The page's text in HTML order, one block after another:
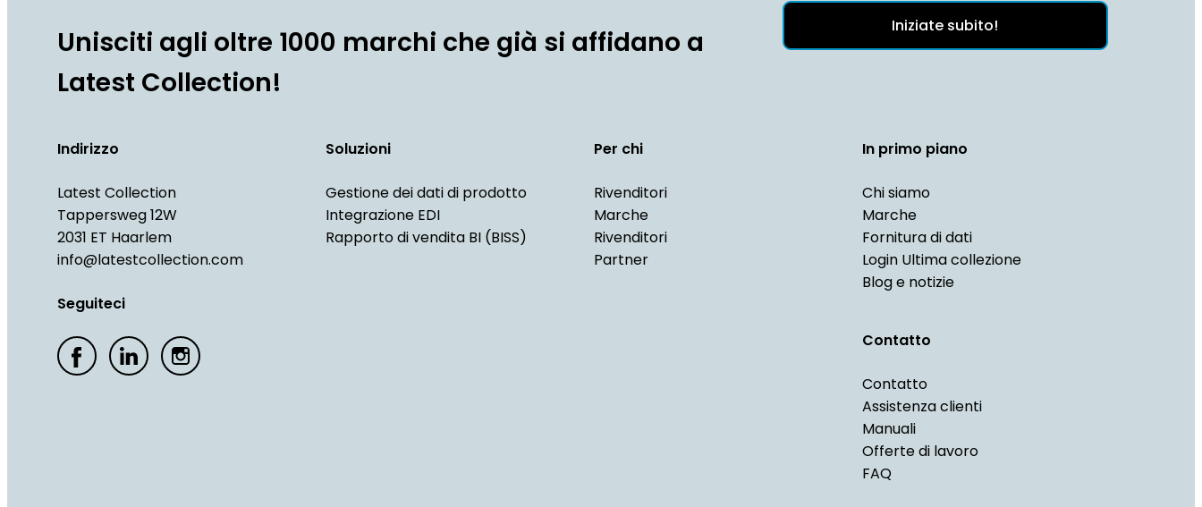
Unisciti agli oltre 1000 marchi che già si affidano a
Latest Collection!
Iniziate subito!
Indirizzo
Latest Collection
Tappersweg 12W
2031 ET Haarlem
info@latestcollection.com
Seguiteci
Soluzioni
Gestione dei dati di prodotto
Integrazione EDI
Rapporto di vendita BI (BISS)
Per chi
Rivenditori
Marche
Rivenditori
Partner
In primo piano
Chi siamo
Marche
Fornitura di dati
Login Ultima collezione
Blog e notizie
Contatto
Contatto
Assistenza clienti
Manuali
Offerte di lavoro
FAQ